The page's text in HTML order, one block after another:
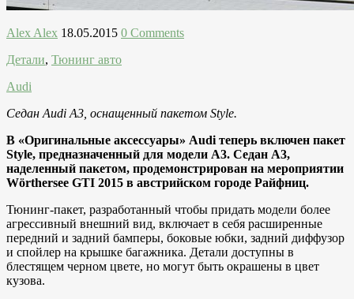
Alex Alex 18.05.2015 0 Comments
Детали, Тюнинг авто
Audi
Седан Audi A3, оснащенный пакетом Style.
В «Оригинальные аксессуары» Audi теперь включен пакет
Style, предназначенный для модели A3. Седан A3,
наделенный пакетом, продемонстрирован на мероприятии
Wörthersee GTI 2015 в австрийском городе Райфниц.
Тюнинг-пакет, разработанный чтобы придать модели более
агрессивный внешний вид, включает в себя расширенные
передний и задний бамперы, боковые юбки, задний диффузор
и спойлер на крышке багажника. Детали доступны в
блестящем черном цвете, но могут быть окрашены в цвет
кузова.